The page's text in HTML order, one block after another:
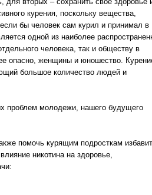
курения, поскольку вещества,
бы человек сам курил и принимал в
одной из наиболее
человека, так и обществу в
опасно, женщины и юношество.
большое количество людей и
проблем молодежи, нашего будущего
помочь курящим подросткам
никотина на здоровье,